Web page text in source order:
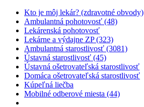
Kto je môj lekár? (zdravotné obvody)
Ambulantná pohotovosť (48)
Lekárenská pohotovosť
Lekárne a výdajne ZP (323)
Ambulantná starostlivosť (3081)
Ústavná starostlivosť (45)
Ústavná ošetrovateľská starostlivosť
Domáca ošetrovateľská starostlivosť
Kúpeľná liečba
Mobilné odberové miesta (44)